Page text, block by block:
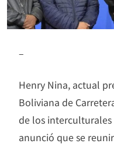
–
Henry Nina, actual
Boliviana de
de los
anunció que se